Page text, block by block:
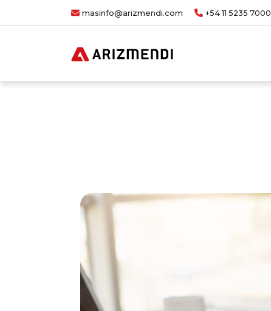
masinfo@arizmendi.com +54 11 5235 7000